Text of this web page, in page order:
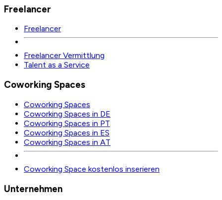
Freelancer
Freelancer
Freelancer Vermittlung
Talent as a Service
Coworking Spaces
Coworking Spaces
Coworking Spaces in DE
Coworking Spaces in PT
Coworking Spaces in ES
Coworking Spaces in AT
Coworking Space kostenlos inserieren
Unternehmen